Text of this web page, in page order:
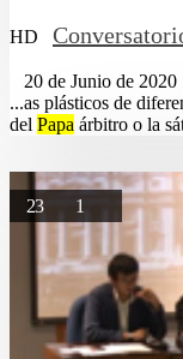
HD
20 de Junio de 2020
...as plásticos de
del Papa árbitro o la
23 1